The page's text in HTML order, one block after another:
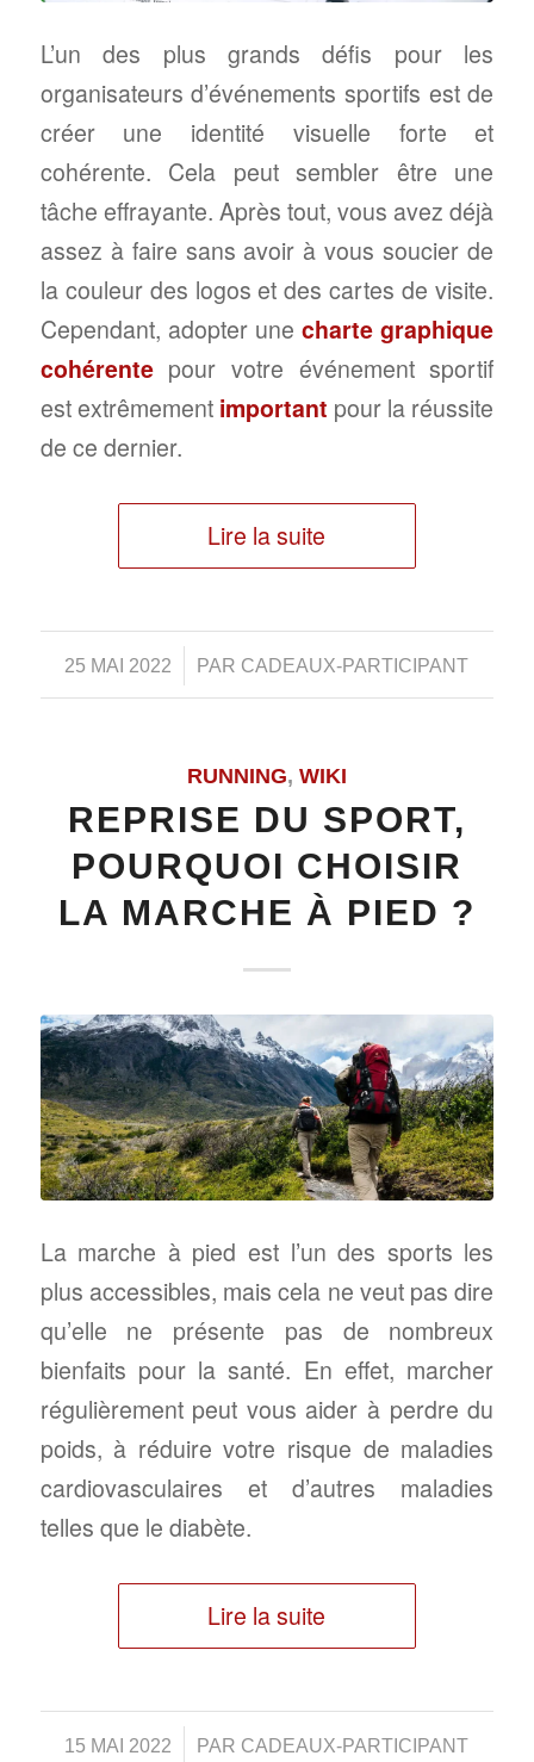
L’un des plus grands défis pour les
organisateurs d’événements sportifs est de
créer une identité visuelle forte et
cohérente. Cela peut sembler être une
tâche effrayante. Après tout, vous avez déjà
assez à faire sans avoir à vous soucier de
la couleur des logos et des cartes de visite.
Cependant, adopter unecharte graphique
cohérentepour votre événement sportif
est extrêmement important pour la réussite
de ce dernier.
Lire la suite
25 MAI 2022
/ PAR CADEAUX-PARTICIPANT
RUNNING, WIKI
REPRISE DU SPORT,
POURQUOI CHOISIR
LA MARCHE À PIED ?
La marche à pied est l’un des sports les
plus accessibles, mais cela ne veut pas dire
qu’elle ne présente pas de nombreux
bienfaits pour la santé. En effet, marcher
régulièrement peut vous aider à perdre du
poids, à réduire votre risque de maladies
cardiovasculaires et d’autres maladies
telles que le diabète.
Lire la suite
15 MAI 2022
/ PAR CADEAUX-PARTICIPANT